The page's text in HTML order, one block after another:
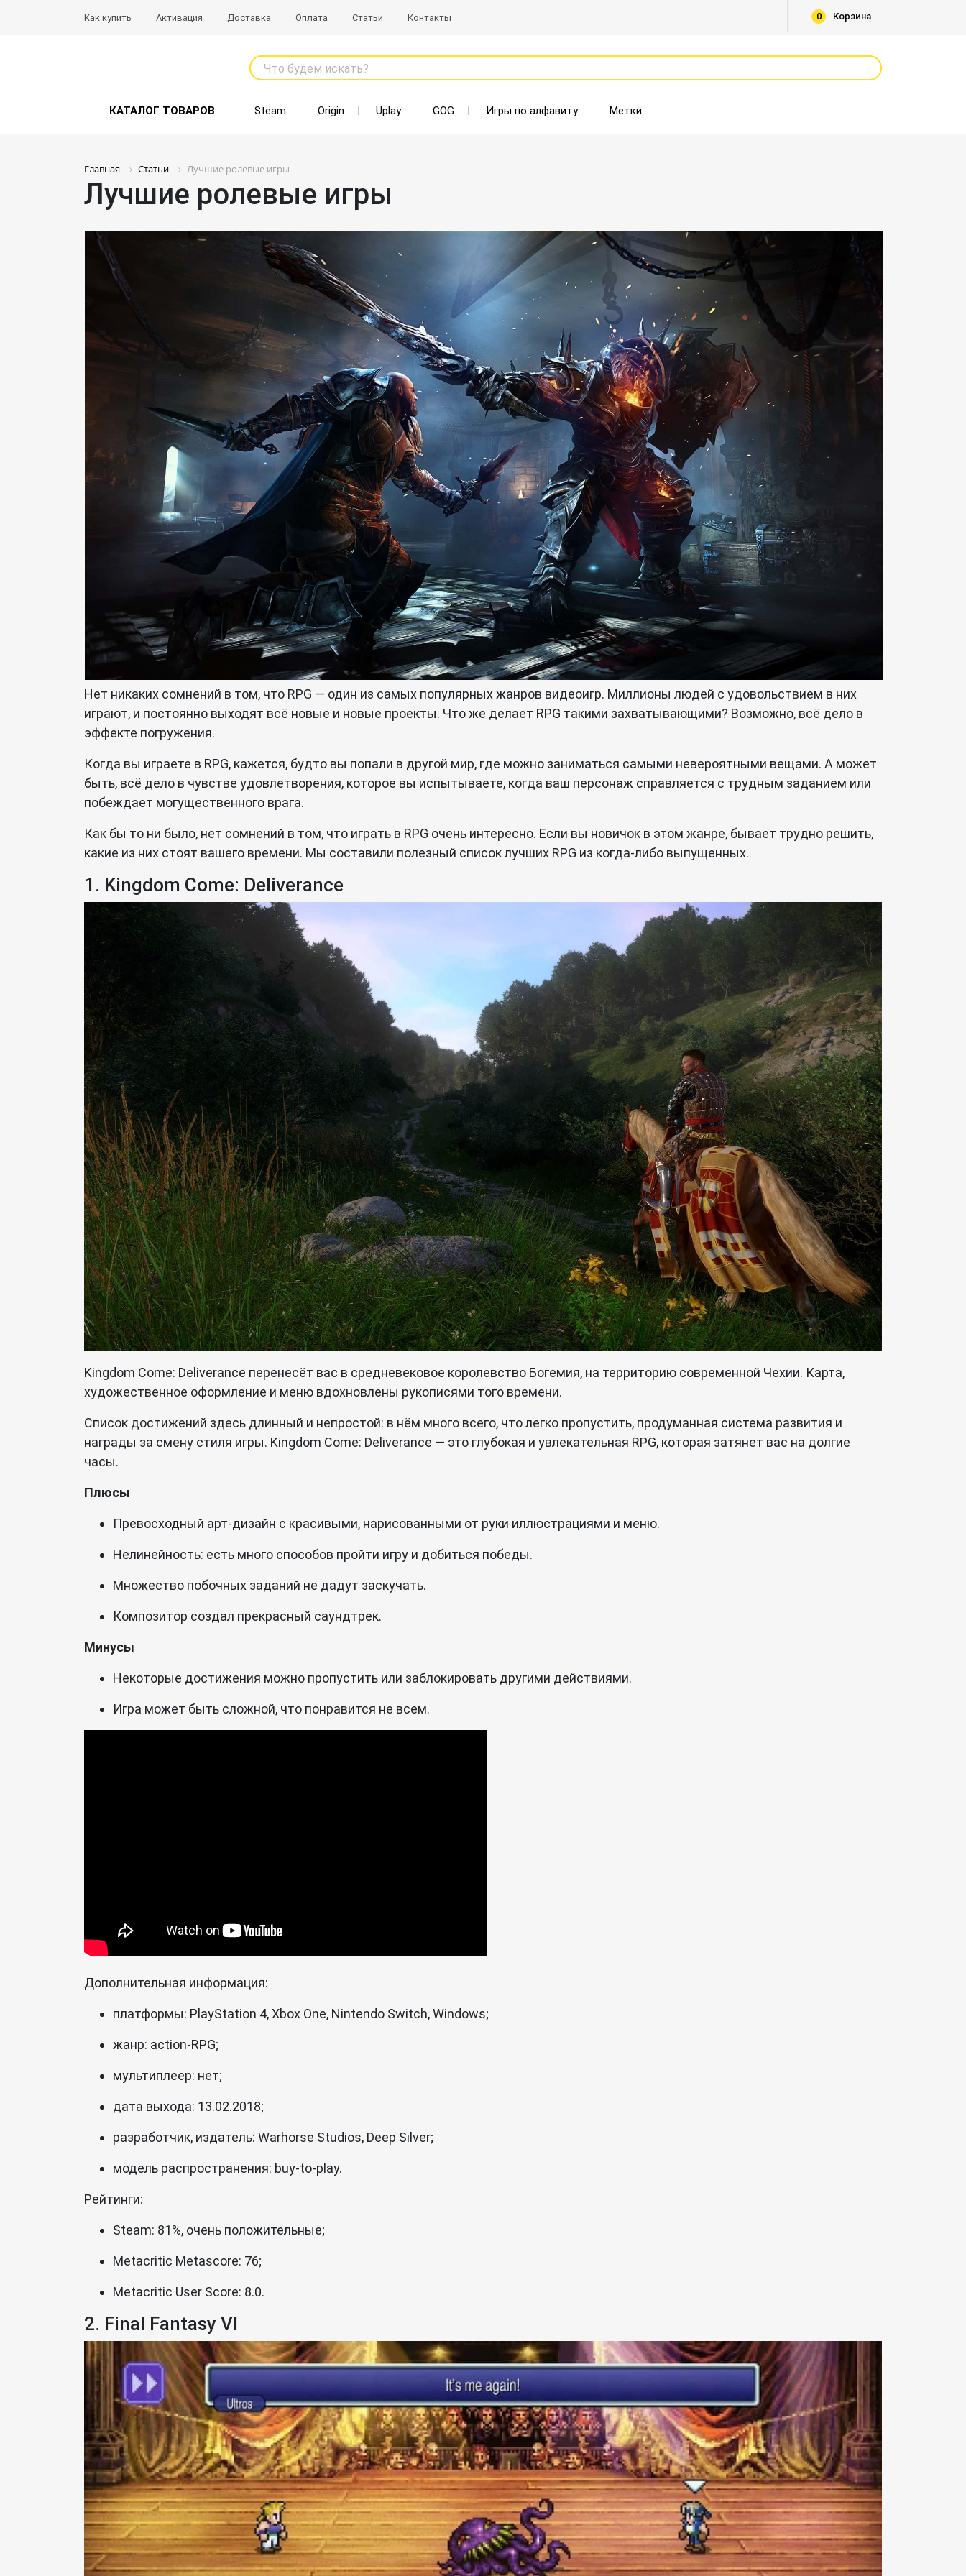
Как купить Активация Доставка Оплата Статьи Контакты Корзина
0
Что будем искать?
КАТАЛОГ ТОВАРОВ Steam Origin Uplay GOG Игры по алфавиту Метки
Главная Статьи Лучшие ролевые игры
Лучшие ролевые игры
Нет никаких сомнений в том, что RPG — один из самых популярных жанров видеоигр. Миллионы людей с удовольствием в них
играют, и постоянно выходят всё новые и новые проекты. Что же делает RPG такими захватывающими? Возможно, всё дело в
эффекте погружения.
Когда вы играете в RPG, кажется, будто вы попали в другой мир, где можно заниматься самыми невероятными вещами. А может
быть, всё дело в чувстве удовлетворения, которое вы испытываете, когда ваш персонаж справляется с трудным заданием или
побеждает могущественного врага.
Как бы то ни было, нет сомнений в том, что играть в RPG очень интересно. Если вы новичок в этом жанре, бывает трудно решить,
какие из них стоят вашего времени. Мы составили полезный список лучших RPG из когда-либо выпущенных.
1. Kingdom Come: Deliverance
Kingdom Come: Deliverance перенесёт вас в средневековое королевство Богемия, на территорию современной Чехии. Карта,
художественное оформление и меню вдохновлены рукописями того времени.
Список достижений здесь длинный и непростой: в нём много всего, что легко пропустить, продуманная система развития и
награды за смену стиля игры. Kingdom Come: Deliverance — это глубокая и увлекательная RPG, которая затянет вас на долгие
часы.
Плюсы
Превосходный арт-дизайн с красивыми, нарисованными от руки иллюстрациями и меню.
Нелинейность: есть много способов пройти игру и добиться победы.
Множество побочных заданий не дадут заскучать.
Композитор создал прекрасный саундтрек.
Минусы
Некоторые достижения можно пропустить или заблокировать другими действиями.
Игра может быть сложной, что понравится не всем.
Дополнительная информация:
платформы: PlayStation 4, Xbox One, Nintendo Switch, Windows;
жанр: action-RPG;
мультиплеер: нет;
дата выхода: 13.02.2018;
разработчик, издатель: Warhorse Studios, Deep Silver;
модель распространения: buy-to-play.
Рейтинги:
Steam: 81%, очень положительные;
Metacritic Metascore: 76;
Metacritic User Score: 8.0.
2. Final Fantasy VI